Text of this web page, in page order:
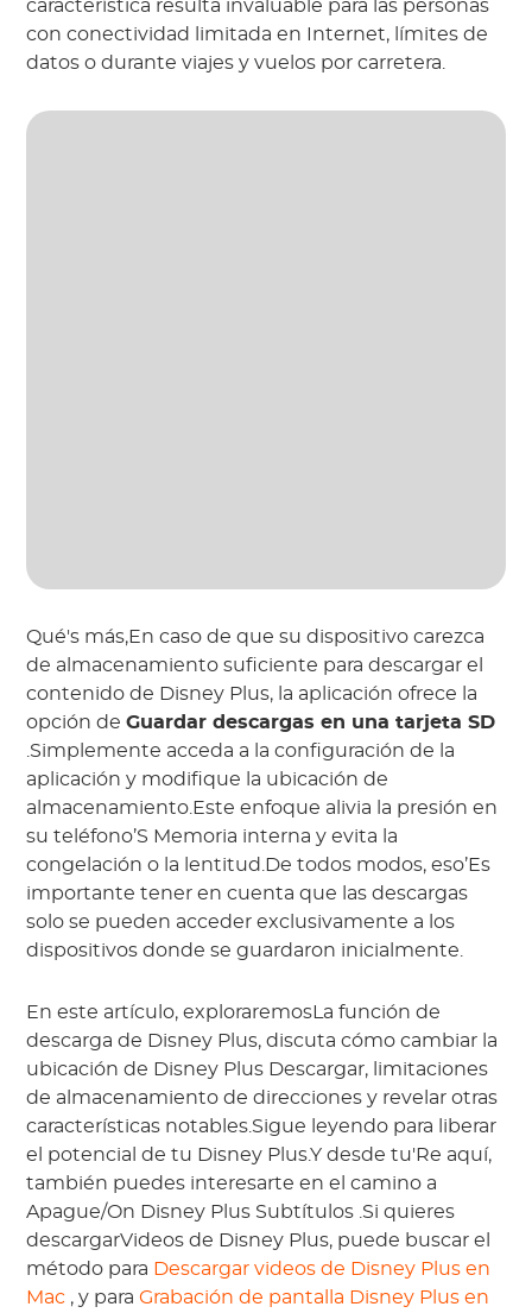
característica resulta invaluable para las personas
con conectividad limitada en Internet, límites de
datos o durante viajes y vuelos por carretera.
Qué's más,En caso de que su dispositivo carezca
de almacenamiento suficiente para descargar el
contenido de Disney Plus, la aplicación ofrece la
opción deGuardar descargas en una tarjeta SD
.Simplemente acceda a la configuración de la
aplicación y modifique la ubicación de
almacenamiento.Este enfoque alivia la presión en
su teléfono’S Memoria interna y evita la
congelación o la lentitud.De todos modos, eso’Es
importante tener en cuenta que las descargas
solo se pueden acceder exclusivamente a los
dispositivos donde se guardaron inicialmente.
En este artículo, exploraremosLa función de
descarga de Disney Plus, discuta cómo cambiar la
ubicación de Disney Plus Descargar, limitaciones
de almacenamiento de direcciones y revelar otras
características notables.Sigue leyendo para liberar
el potencial de tu Disney Plus.Y desde tu'Re aquí,
también puedes interesarte en el camino a
Apague/On Disney Plus Subtítulos .Si quieres
descargarVideos de Disney Plus, puede buscar el
método para Descargar videos de Disney Plus en
Mac , y paraGrabación de pantalla Disney Plus en